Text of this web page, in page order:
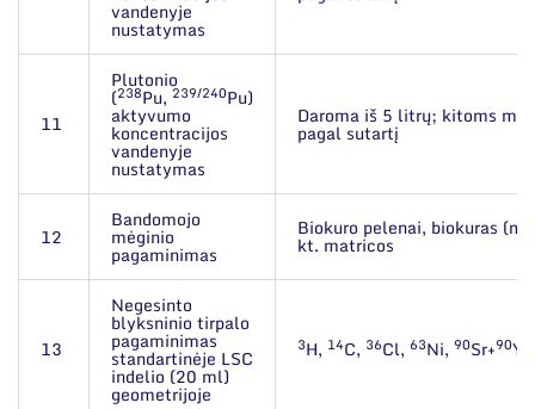
vandenyje
nustatymas
11
Plutonio
(238Pu, 239/240Pu)
aktyvumo
koncentracijos
vandenyje
nustatymas
Daroma iš 5 litrų; kitoms
pagal sutartį
12
Bandomojo
mėginio
pagaminimas
Biokuro pelenai, biokuras
kt. matricos
13
Negesinto
blyksninio tirpalo
pagaminimas
standartinėje LSC
indelio (20 ml)
geometrijoje
3H, 14C, 36Cl, 63Ni, 90Sr+90Y,